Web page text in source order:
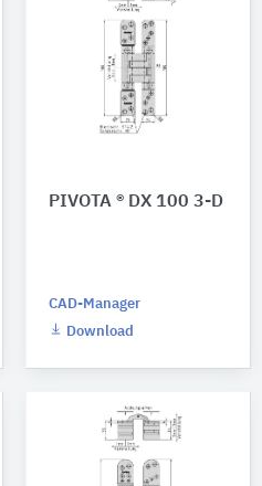
PIVOTA ® DX 100 3-D
CAD-Manager
Download